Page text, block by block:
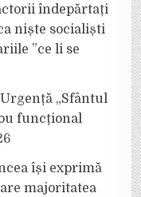
îndepărtați
niște socialiști
”ce li se
„Sfântul
funcțional
își exprimă
majoritatea